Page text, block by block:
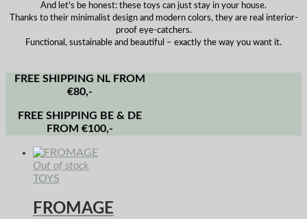
And let's be honest: these toys can just stay in your house.
Thanks to their minimalist design and modern colors, they are real interior-
proof eye-catchers.
Functional, sustainable and beautiful – exactly the way you want it.
FREE SHIPPING NL FROM
€80,-
FREE SHIPPING BE & DE
FROM €100,-
Out of stock
TOYS
FROMAGE